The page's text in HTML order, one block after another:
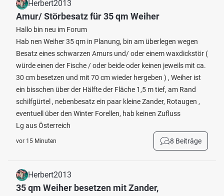
Herbert2013
Amur/ Störbesatz für 35 qm Weiher
Hallo bin neu im Forum
Hab nen Weiher 35 qm in Planung, bin am überlegen wegen
Besatz eines schwarzen Amurs und/ oder einem waxdickstör (
würde einen der Fische / oder beide oder keinen jeweils mit ca.
30 cm besetzen und mit 70 cm wieder hergeben ) , Weiher ist
ein bisschen über der Hälfte der Fläche 1,5 m tief, am Rand
schilfgürtel , nebenbesatz ein paar kleine Zander, Rotaugen ,
eventuell über den Winter Forellen, hab keinen Zufluss
Lg aus Österreich
vor 15 Minuten 8 Beiträge
Herbert2013
35 qm Weiher besetzen mit Zander,